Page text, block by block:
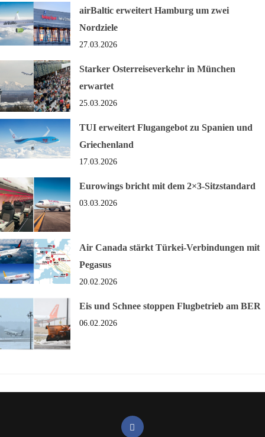
airBaltic erweitert Hamburg um zwei
Nordziele
27.03.2026
Starker Osterreiseverkehr in München
erwartet
25.03.2026
TUI erweitert Flugangebot zu Spanien und
Griechenland
17.03.2026
Eurowings bricht mit dem 2×3-Sitzstandard
03.03.2026
Air Canada stärkt Türkei-Verbindungen mit
Pegasus
20.02.2026
Eis und Schnee stoppen Flugbetrieb am BER
06.02.2026